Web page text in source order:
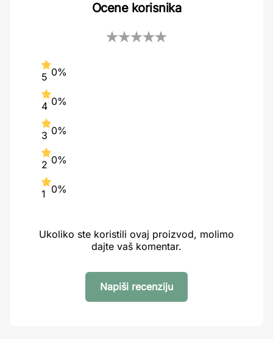
Ocene korisnika
5 0%
4 0%
3 0%
2 0%
1 0%
Ukoliko ste koristili ovaj proizvod, molimo
dajte vaš komentar.
Napiši recenziju